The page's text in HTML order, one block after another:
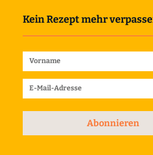
Kein Rezept mehr
Abonnieren